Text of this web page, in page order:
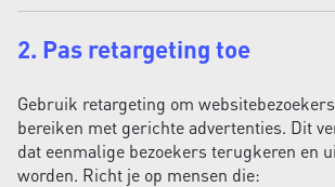
2. Pas retargeting toe
Gebruik retargeting om
bereiken met gerichte advertenties. Dit
dat eenmalige bezoekers terugkeren en
worden. Richt je op mensen die: